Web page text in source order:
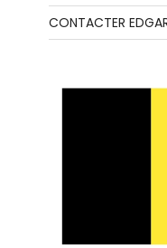
CONTACTER